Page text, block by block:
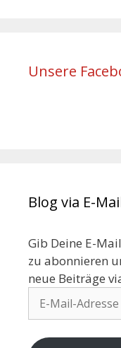
Unsere
Blog via E-
Gib Deine E-
zu abonnieren
neue Beiträge